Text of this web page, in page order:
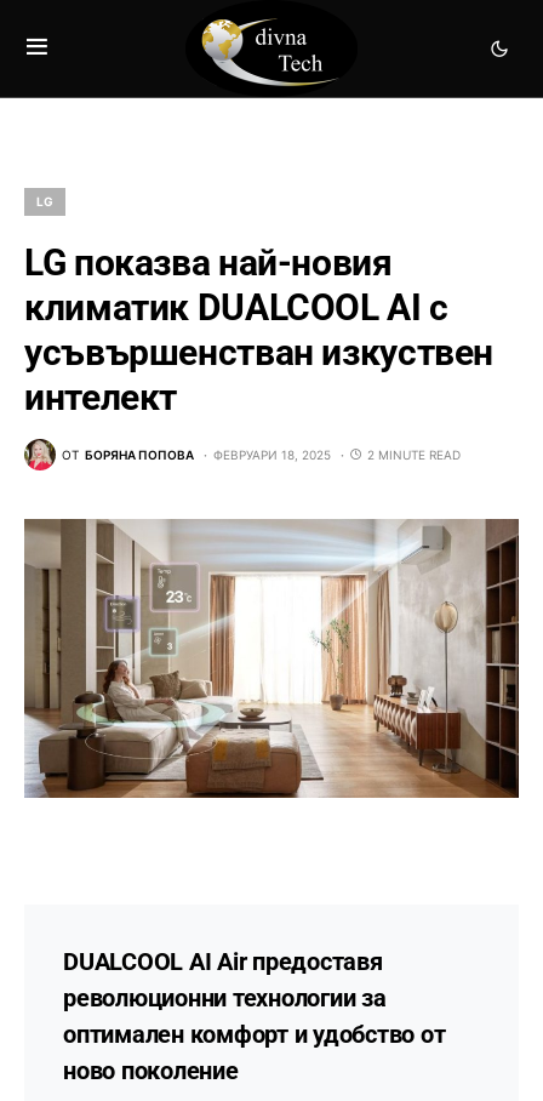
LG
LG показва най-новия
климатик DUALCOOL AI с
усъвършенстван изкуствен
интелект
ОТ БОРЯНА ПОПОВА ФЕВРУАРИ 18, 2025 2 MINUTE READ
DUALCOOL AI Air предоставя
революционни технологии за
оптимален комфорт и удобство от
ново поколение